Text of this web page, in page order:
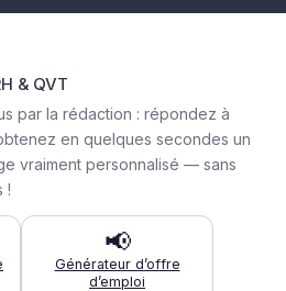
& QVT
par la rédaction : répondez à
en quelques secondes un
vraiment personnalisé — sans
!
📢
Générateur d’offre
d’emploi